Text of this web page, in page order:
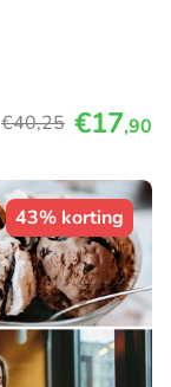
€40,25 €17,90
43% korting